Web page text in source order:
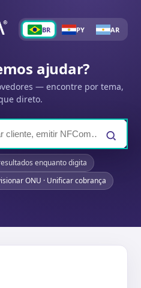
BR PY AR
ajudar?
— encontre por tema,
direto.
enquanto digita
ONU · Unificar cobrança